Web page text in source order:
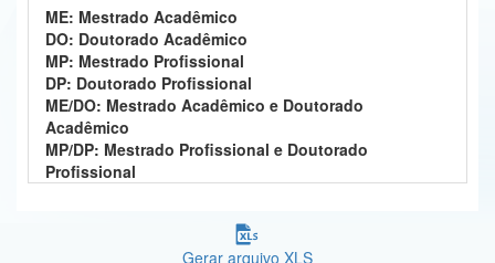
Ministério da Mulher, da Família e dos Direitos Humanos
Secretaria-Geral
Secretaria de Governo
Gabinete de Segurança Institucional
ME: Mestrado Acadêmico
DO: Doutorado Acadêmico
MP: Mestrado Profissional
DP: Doutorado Profissional
ME/DO: Mestrado Acadêmico e Doutorado
Acadêmico
MP/DP: Mestrado Profissional e Doutorado
Profissional
Gerar arquivo XLS